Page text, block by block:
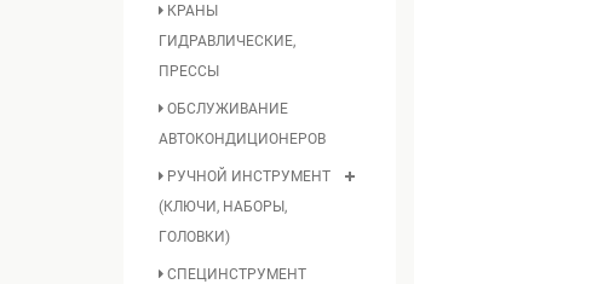
КРАНЫ
ГИДРАВЛИЧЕСКИЕ,
ПРЕССЫ
ОБСЛУЖИВАНИЕ
АВТОКОНДИЦИОНЕРОВ
РУЧНОЙ ИНСТРУМЕНТ
(КЛЮЧИ, НАБОРЫ,
ГОЛОВКИ)
СПЕЦИНСТРУМЕНТ